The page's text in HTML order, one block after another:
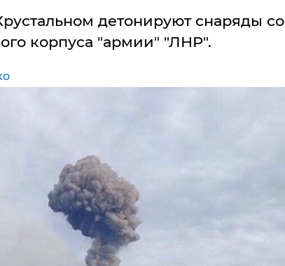
детонируют снаряды со
корпуса "армии" "ЛНР".